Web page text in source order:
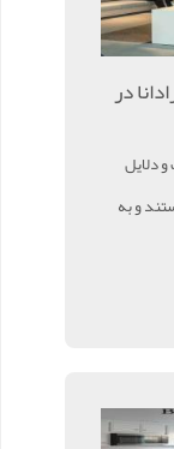
در
دلایل
و به